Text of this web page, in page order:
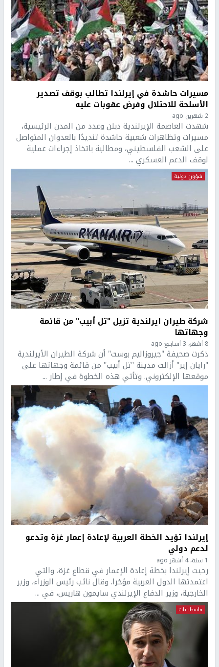
مسيرات حاشدة في إيرلندا تطالب بوقف تصدير
الأسلحة للاحتلال وفرض عقوبات عليه
2 شهرين ago
شهدت العاصمة الإيرلندية دبلن وعدد من المدن الرئيسية،
مسيرات وتظاهرات شعبية حاشدة تنديدًا بالعدوان المتواصل
على الشعب الفلسطيني، ومطالبة باتخاذ إجراءات عملية
لوقف الدعم العسكري ...
شؤون دولية
شركة طيران ايرلندية تزيل "تل أبيب" من قائمة
وجهاتها
8 أشهر، 3 أسابيع ago
ذكرت صحيفة "جيروزاليم بوست" أن شركة الطيران الأيرلندية
"رايان إير" أزالت مدينة "تل أبيب" من قائمة وجهاتها على
موقعها الإلكتروني. وتأتي هذه الخطوة في إطار ...
إيرلندا تؤيد الخطة العربية لإعادة إعمار غزة وتدعو
لدعم دولي
1 سنة، 4 أشهر ago
رحبت إيرلندا بخطة إعادة الإعمار في قطاع غزة، والتي
اعتمدتها الدول العربية مؤخرا. وقال نائب رئيس الوزراء، وزير
الخارجية، وزير الدفاع الإيرلندي سايمون هاريس، في ...
فلسطينيات